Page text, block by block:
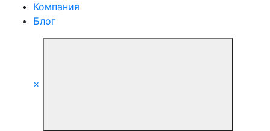
Компания
Блог
×